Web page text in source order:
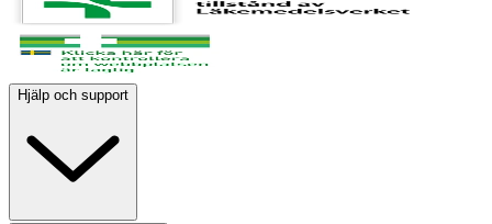
Hjälp och support